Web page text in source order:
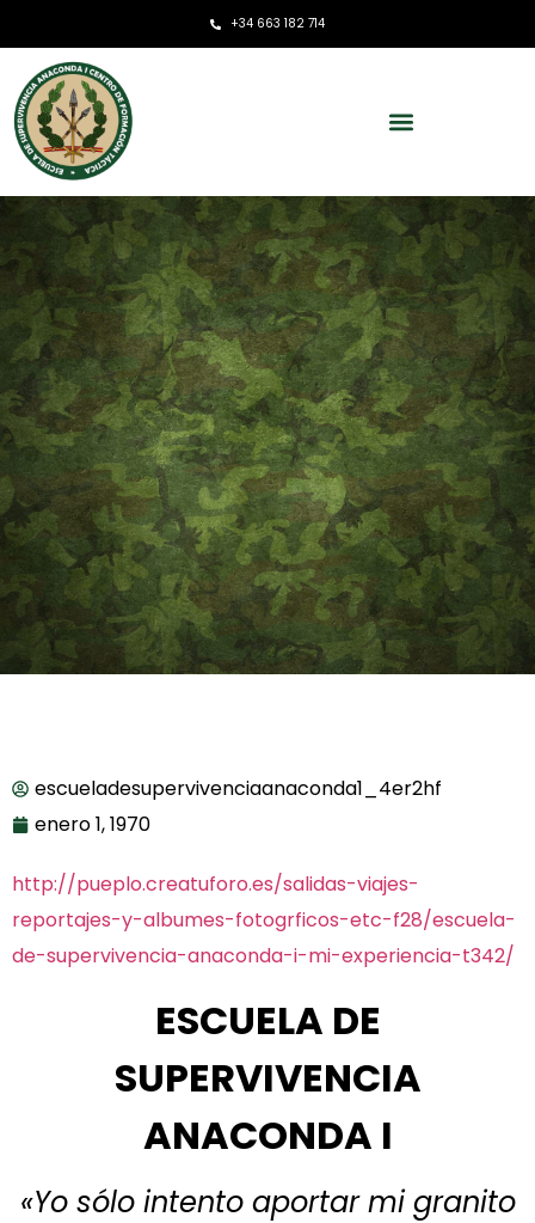
+34 663 182 714
escueladesupervivenciaanaconda1_4er2hf
enero 1, 1970
http://pueplo.creatuforo.es/salidas-viajes-
reportajes-y-albumes-fotogrficos-etc-f28/escuela-
de-supervivencia-anaconda-i-mi-experiencia-t342/
ESCUELA DE
SUPERVIVENCIA
ANACONDA I
«Yo sólo intento aportar mi granito